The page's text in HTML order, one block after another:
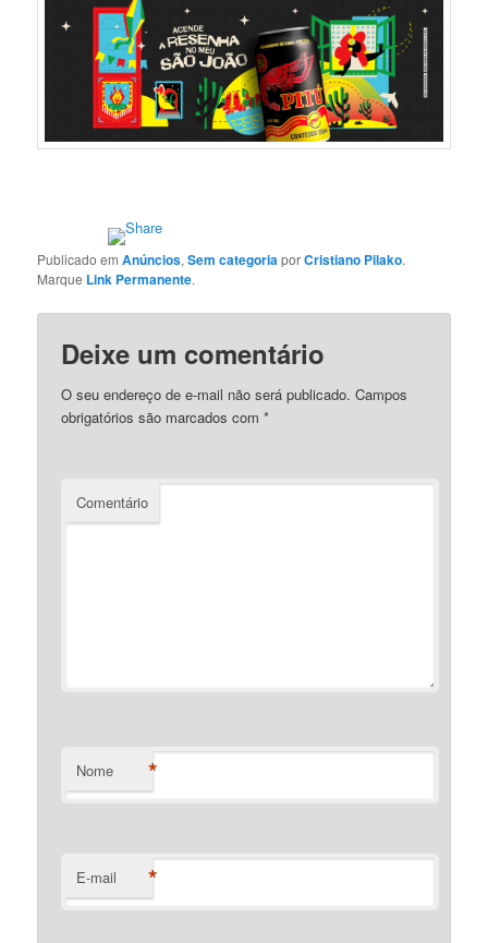
Publicado emAnúncios,Sem categoriaporCristiano Pilako.
Marque Link Permanente.
Deixe um comentário
O seu endereço de e-mail não será publicado. Campos
obrigatórios são marcados com*
Comentário
Nome *
E-mail *